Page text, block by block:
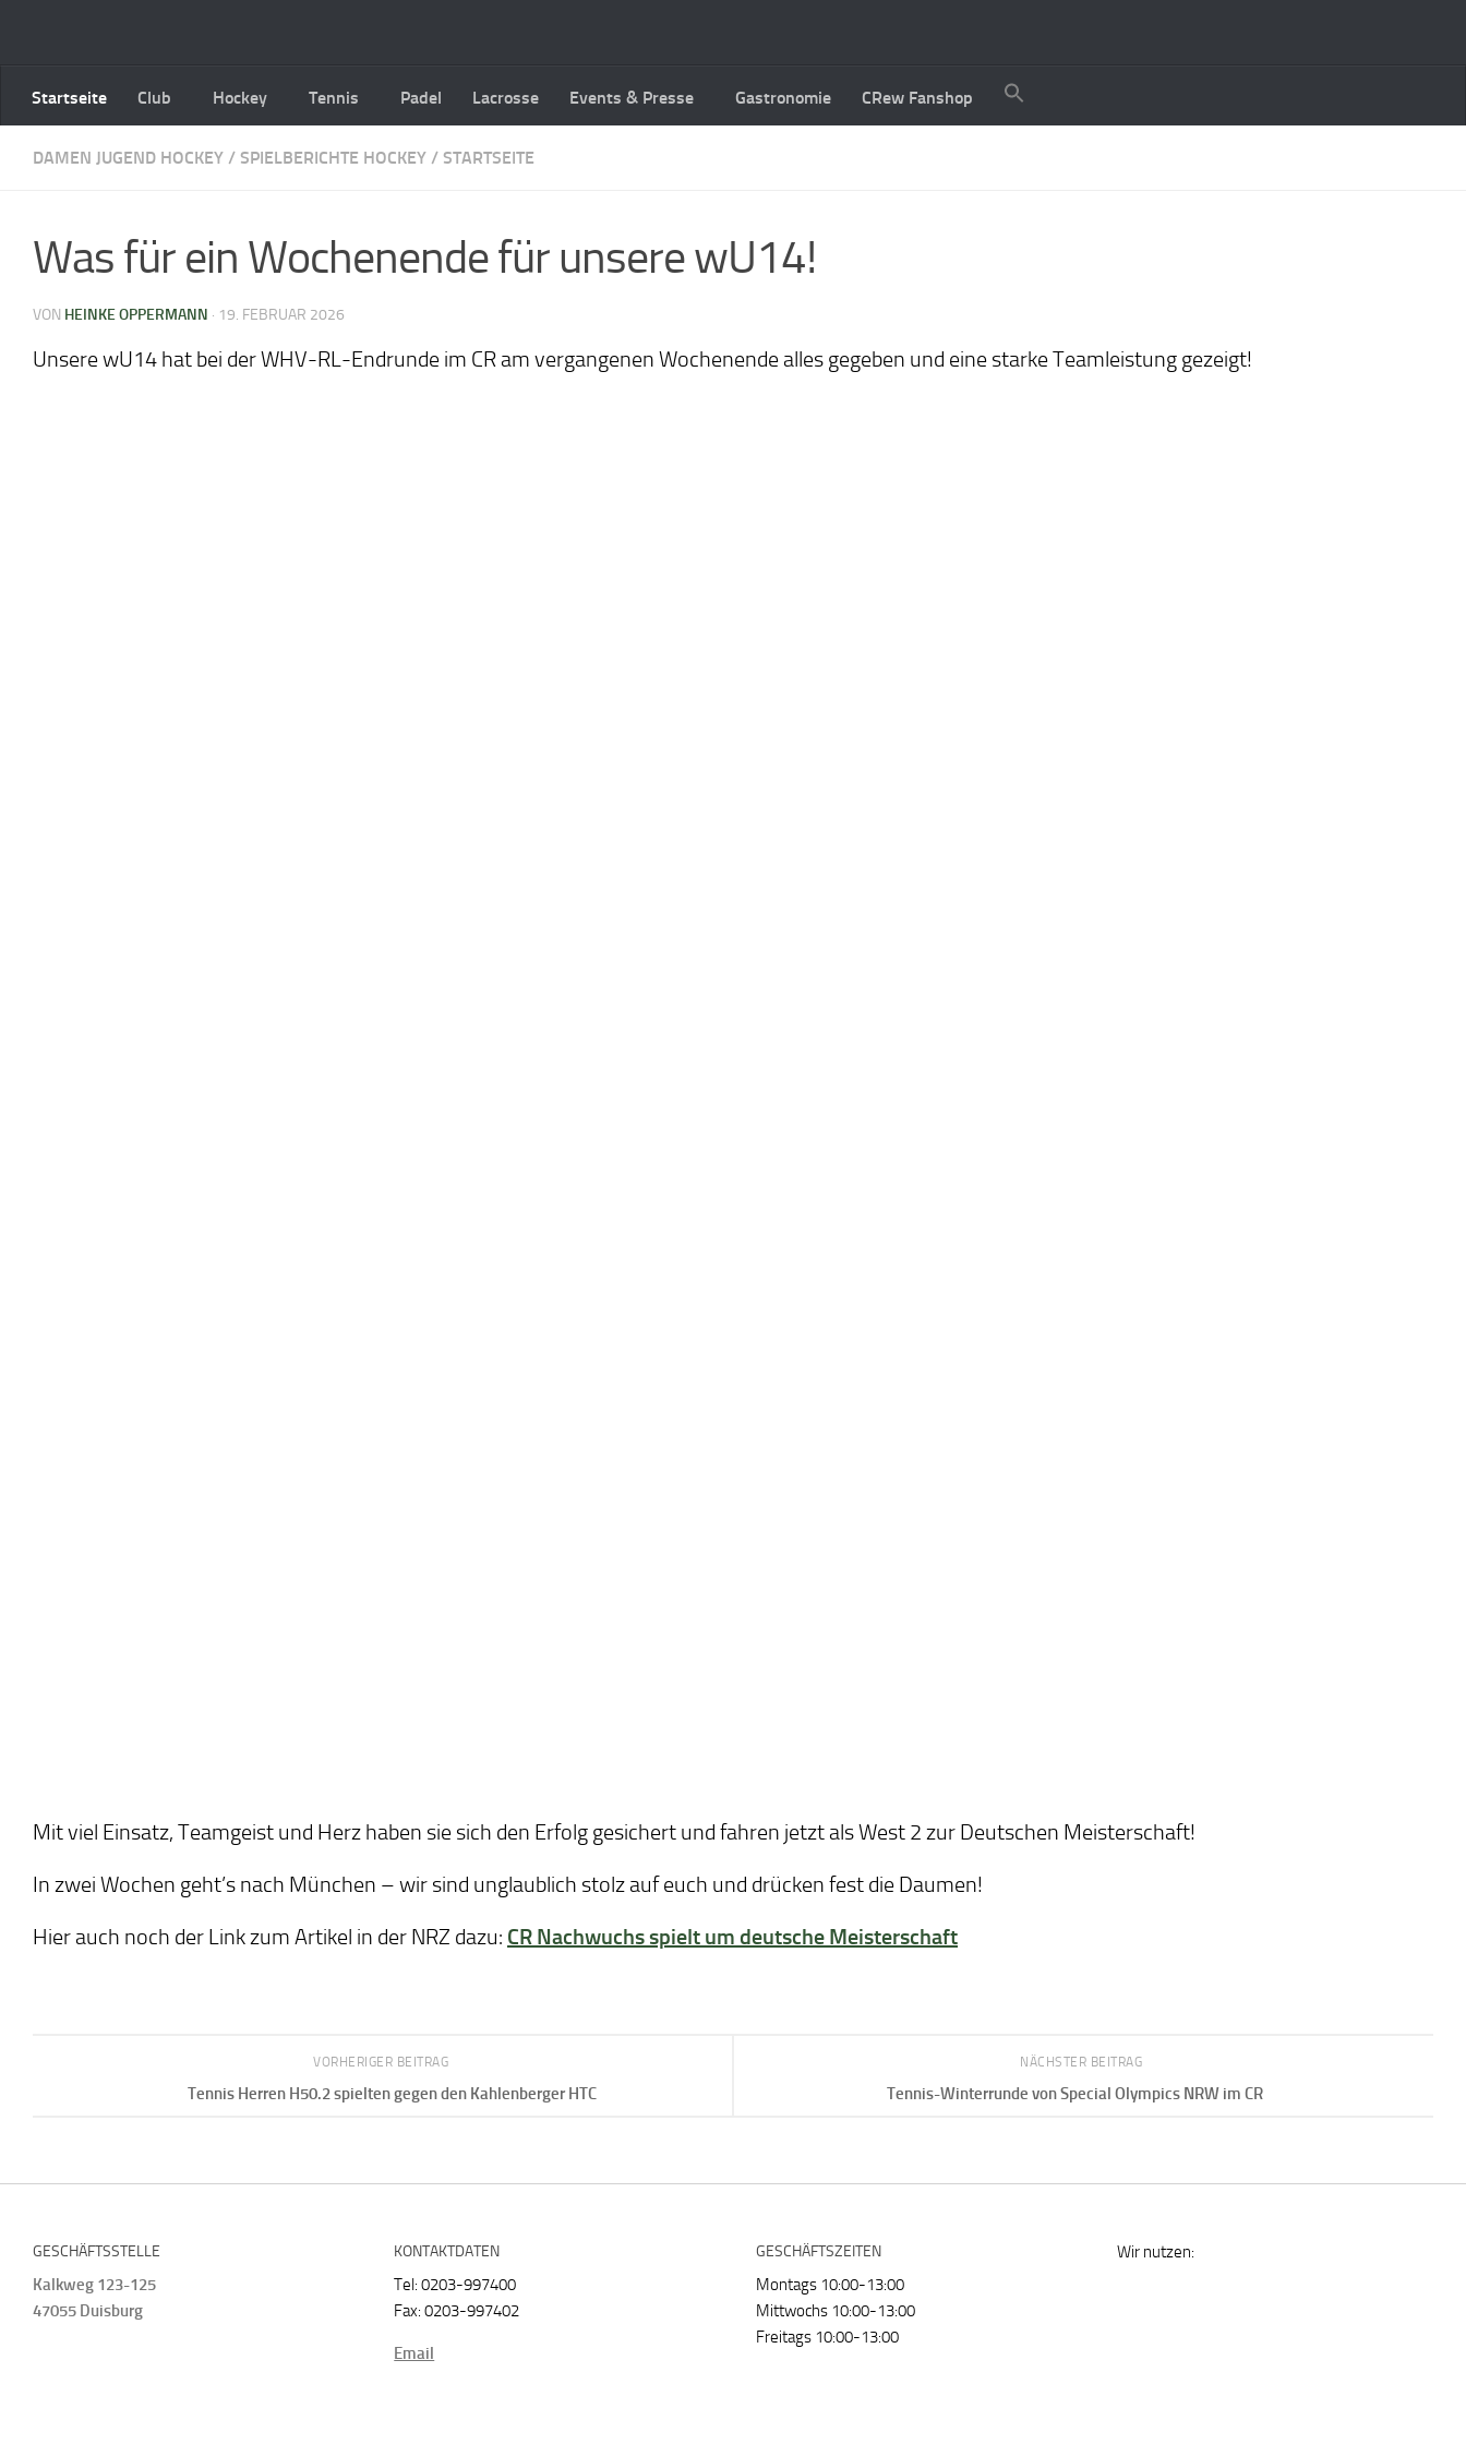
Startseite Club Hockey Tennis Padel Lacrosse Events & Presse Gastronomie CRew Fanshop
DAMEN JUGEND HOCKEY / SPIELBERICHTE HOCKEY / STARTSEITE
Was für ein Wochenende für unsere wU14!
VON HEINKE OPPERMANN · 19. FEBRUAR 2026
Unsere wU14 hat bei der WHV-RL-Endrunde im CR am vergangenen Wochenende alles gegeben und eine starke Teamleistung gezeigt!
Mit viel Einsatz, Teamgeist und Herz haben sie sich den Erfolg gesichert und fahren jetzt als West 2 zur Deutschen Meisterschaft!
In zwei Wochen geht’s nach München – wir sind unglaublich stolz auf euch und drücken fest die Daumen!
Hier auch noch der Link zum Artikel in der NRZ dazu: CR Nachwuchs spielt um deutsche Meisterschaft
NÄCHSTER BEITRAG
Tennis-Winterrunde von Special Olympics NRW im CR
VORHERIGER BEITRAG
Tennis Herren H50.2 spielten gegen den Kahlenberger HTC
GESCHÄFTSSTELLE
Kalkweg 123-125
47055 Duisburg
KONTAKTDATEN
Tel: 0203-997400
Fax: 0203-997402
Email
GESCHÄFTSZEITEN
Montags 10:00-13:00
Mittwochs 10:00-13:00
Freitags 10:00-13:00
Wir nutzen: